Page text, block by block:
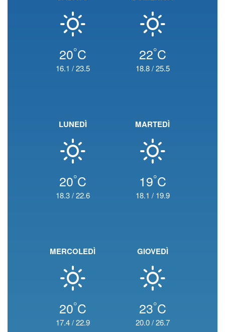
20°C
16.1 /23.5
22°C
18.8/25.5
LUNEDÌ
20°C
18.3/22.6
MARTEDÌ
19°C
18.1 / 19.9
MERCOLEDÌ
20°C
17.4/22.9
GIOVEDÌ
23°C
20.0/26.7